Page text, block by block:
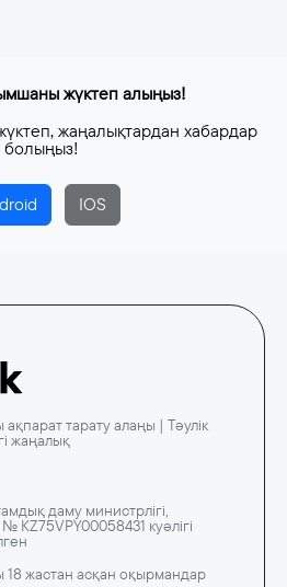
жүктеп алыңыз!
жаңалықтардан хабардар
болыңыз!
IOS
ақпарат тарату алаңы | Тәулік
жаңалық
даму министрлігі,
KZ75VPY00058431 куәлігі
жастан асқан оқырмандар